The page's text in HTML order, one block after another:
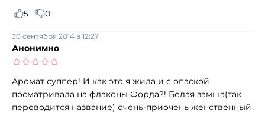
5
0
Анонимно
30 сентября 2014 в 12:27
Аромат суппер! И как это я жила и с опаской
посматривала на флаконы Форда?! Белая замша(так
переводится название) очень-приочень женственный